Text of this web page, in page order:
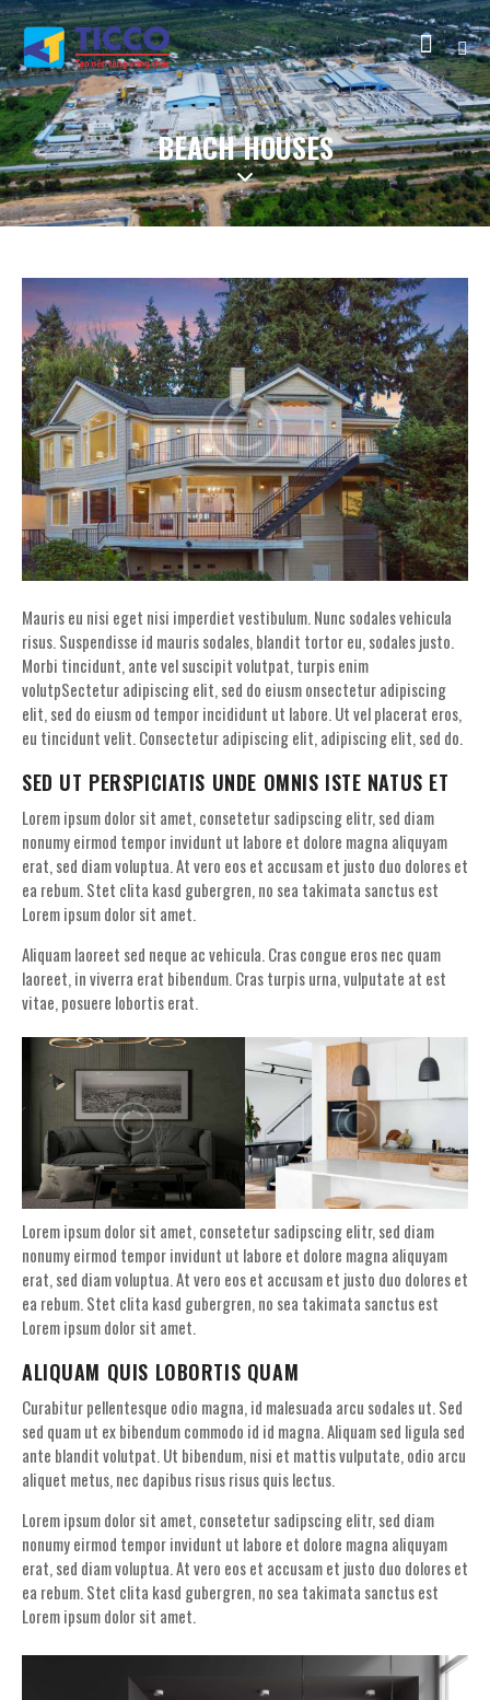
BEACH HOUSES
Mauris eu nisi eget nisi imperdiet vestibulum. Nunc sodales vehicula
risus. Suspendisse id mauris sodales, blandit tortor eu, sodales justo.
Morbi tincidunt, ante vel suscipit volutpat, turpis enim
volutpSectetur adipiscing elit, sed do eiusm onsectetur adipiscing
elit, sed do eiusm od tempor incididunt ut labore. Ut vel placerat eros,
eu tincidunt velit. Consectetur adipiscing elit, adipiscing elit, sed do.
SED UT PERSPICIATIS UNDE OMNIS ISTE NATUS ET
Lorem ipsum dolor sit amet, consetetur sadipscing elitr, sed diam
nonumy eirmod tempor invidunt ut labore et dolore magna aliquyam
erat, sed diam voluptua. At vero eos et accusam et justo duo dolores et
ea rebum. Stet clita kasd gubergren, no sea takimata sanctus est
Lorem ipsum dolor sit amet.
Aliquam laoreet sed neque ac vehicula. Cras congue eros nec quam
laoreet, in viverra erat bibendum. Cras turpis urna, vulputate at est
vitae, posuere lobortis erat.
Lorem ipsum dolor sit amet, consetetur sadipscing elitr, sed diam
nonumy eirmod tempor invidunt ut labore et dolore magna aliquyam
erat, sed diam voluptua. At vero eos et accusam et justo duo dolores et
ea rebum. Stet clita kasd gubergren, no sea takimata sanctus est
Lorem ipsum dolor sit amet.
ALIQUAM QUIS LOBORTIS QUAM
Curabitur pellentesque odio magna, id malesuada arcu sodales ut. Sed
sed quam ut ex bibendum commodo id id magna. Aliquam sed ligula sed
ante blandit volutpat. Ut bibendum, nisi et mattis vulputate, odio arcu
aliquet metus, nec dapibus risus risus quis lectus.
Lorem ipsum dolor sit amet, consetetur sadipscing elitr, sed diam
nonumy eirmod tempor invidunt ut labore et dolore magna aliquyam
erat, sed diam voluptua. At vero eos et accusam et justo duo dolores et
ea rebum. Stet clita kasd gubergren, no sea takimata sanctus est
Lorem ipsum dolor sit amet.